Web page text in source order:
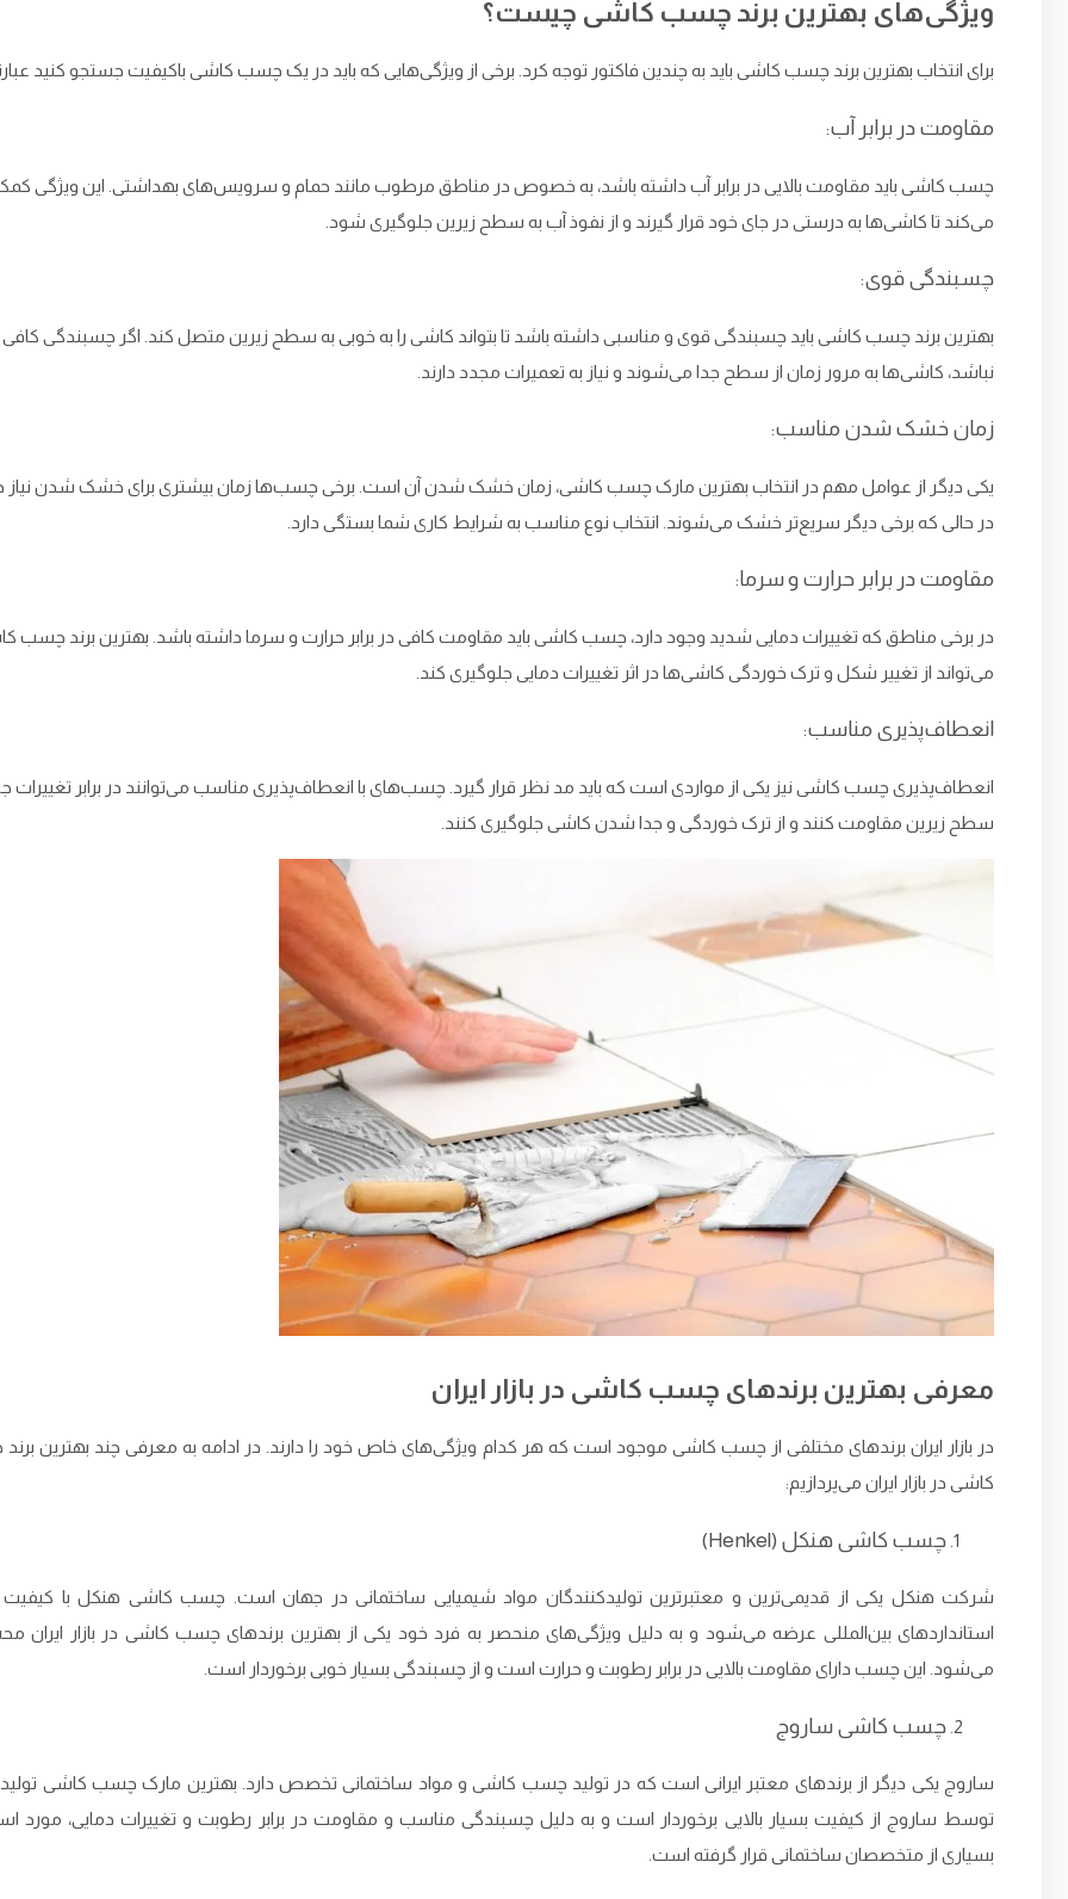
ویژگی‌های بهترین برند چسب کاشی چیست؟
برای انتخاب بهترین برند چسب کاشی باید به چندین فاکتور توجه کرد. برخی از ویژگی‌هایی که باید در یک چسب کاشی باکیفیت جستجو کنید
مقاومت در برابر آب:
چسب کاشی باید مقاومت بالایی در برابر آب داشته باشد، به خصوص در مناطق مرطوب مانند حمام و سرویس‌های بهداشتی. این ویژگی
می‌کند تا کاشی‌ها به درستی در جای خود قرار گیرند و از نفوذ آب به سطح زیرین جلوگیری شود.
چسبندگی قوی:
بهترین برند چسب کاشی باید چسبندگی قوی و مناسبی داشته باشد تا بتواند کاشی را به خوبی به سطح زیرین متصل کند. اگر چسبندگی کافی
نباشد، کاشی‌ها به مرور زمان از سطح جدا می‌شوند و نیاز به تعمیرات مجدد دارند.
زمان خشک شدن مناسب:
یکی دیگر از عوامل مهم در انتخاب بهترین مارک چسب کاشی، زمان خشک شدن آن است. برخی چسب‌ها زمان بیشتری برای خشک شدن نیاز
در حالی که برخی دیگر سریع‌تر خشک می‌شوند. انتخاب نوع مناسب به شرایط کاری شما بستگی دارد.
مقاومت در برابر حرارت و سرما:
در برخی مناطق که تغییرات دمایی شدید وجود دارد، چسب کاشی باید مقاومت کافی در برابر حرارت و سرما داشته باشد. بهترین برند چسب
می‌تواند از تغییر شکل و ترک خوردگی کاشی‌ها در اثر تغییرات دمایی جلوگیری کند.
انعطاف‌پذیری مناسب:
انعطاف‌پذیری چسب کاشی نیز یکی از مواردی است که باید مد نظر قرار گیرد. چسب‌های با انعطاف‌پذیری مناسب می‌توانند در برابر تغییرات
سطح زیرین مقاومت کنند و از ترک خوردگی و جدا شدن کاشی جلوگیری کنند.
معرفی بهترین برندهای چسب کاشی در بازار ایران
در بازار ایران برندهای مختلفی از چسب کاشی موجود است که هر کدام ویژگی‌های خاص خود را دارند. در ادامه به معرفی چند بهترین
کاشی در بازار ایران می‌پردازیم:
چسب کاشی هنکل (Henkel)
شرکت هنکل یکی از قدیمی‌ترین و معتبرترین تولیدکنندگان مواد شیمیایی ساختمانی در جهان است. چسب کاشی هنکل با کیفیت
استانداردهای بین‌المللی عرضه می‌شود و به دلیل ویژگی‌های منحصر به فرد خود یکی از بهترین برندهای چسب کاشی در بازار ایران
می‌شود. این چسب دارای مقاومت بالایی در برابر رطوبت و حرارت است و از چسبندگی بسیار خوبی برخوردار است.
چسب کاشی ساروج
ساروج یکی دیگر از برندهای معتبر ایرانی است که در تولید چسب کاشی و مواد ساختمانی تخصص دارد. بهترین مارک چسب کاشی
توسط ساروج از کیفیت بسیار بالایی برخوردار است و به دلیل چسبندگی مناسب و مقاومت در برابر رطوبت و تغییرات دمایی، مورد
بسیاری از متخصصان ساختمانی قرار گرفته است.